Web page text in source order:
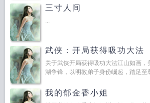
三寸人间
...
武侠：开局获得吸功大法
关于武侠开局获得吸功大法江山如画，
湖争锋，以明教弟子身份崛起，踏足至
我的郁金香小姐